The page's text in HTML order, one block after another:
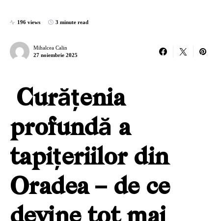
196 views 3 minute read
Mihalcea Calin
27 noiembrie 2025
Curățenia
profundă a
tapițeriilor din
Oradea – de ce